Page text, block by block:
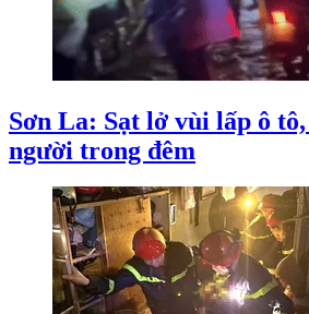
Sơn La: Sạt lở vùi lấp ô tô,
người trong đêm